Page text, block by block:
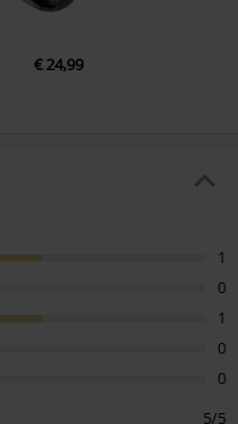
€ 24,99
1
0
1
0
0
5/5